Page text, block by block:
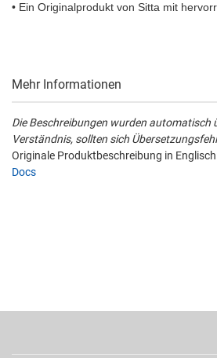
• Ein Originalprodukt von Sitta mit
Mehr Informationen
Die Beschreibungen wurden automatisch
Verständnis, sollten sich
Originale Produktbeschreibung in
Docs